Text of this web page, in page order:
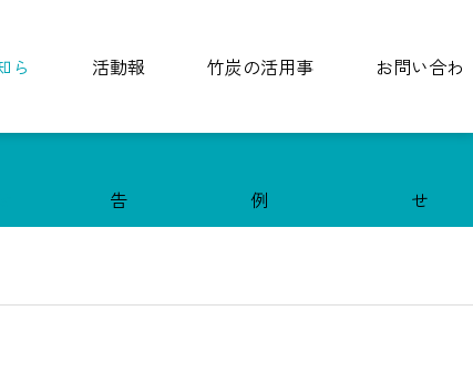
ら 活動報
告
竹炭の活用事
例
お問い合わ
せ